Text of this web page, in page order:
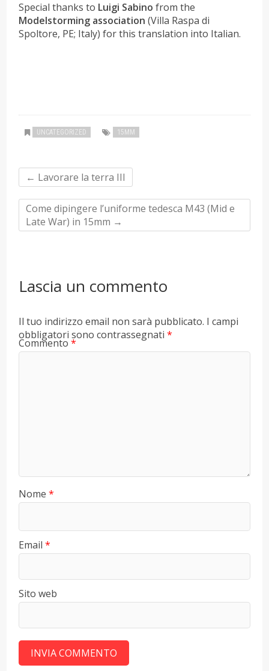
Special thanks to Luigi Sabino from the
Modelstorming association (Villa Raspa di
Spoltore, PE; Italy) for this translation into Italian.
UNCATEGORIZED 15MM
← Lavorare la terra III
Come dipingere l’uniforme tedesca M43 (Mid e
Late War) in 15mm →
Lascia un commento
Il tuo indirizzo email non sarà pubblicato. I campi
obbligatori sono contrassegnati*
Commento*
Nome*
Email*
Sito web